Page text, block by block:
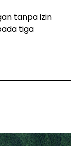
tanpa izin
tiga